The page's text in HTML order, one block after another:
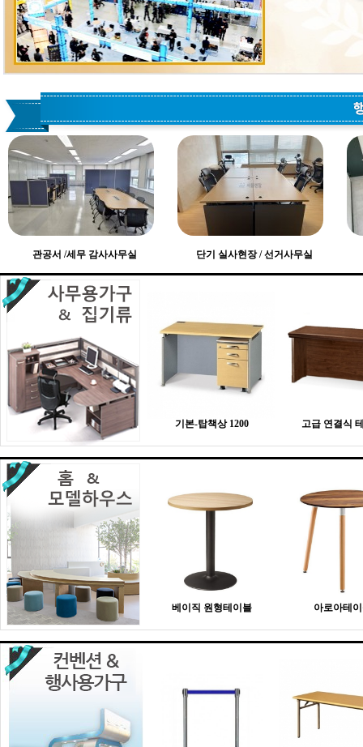
관공서 /세무 감사사무실 단기 실사현장 / 선거사무실
기본-탑책상 1200 고급 연결식
베이직 원형테이블 아로아테